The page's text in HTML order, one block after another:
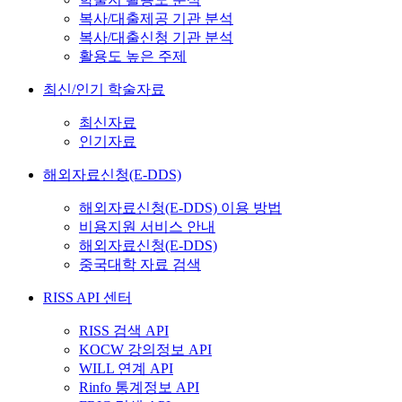
복사/대출제공 기관 분석
복사/대출신청 기관 분석
활용도 높은 주제
최신/인기 학술자료
최신자료
인기자료
해외자료신청(E-DDS)
해외자료신청(E-DDS) 이용 방법
비용지원 서비스 안내
해외자료신청(E-DDS)
중국대학 자료 검색
RISS API 센터
RISS 검색 API
KOCW 강의정보 API
WILL 연계 API
Rinfo 통계정보 API